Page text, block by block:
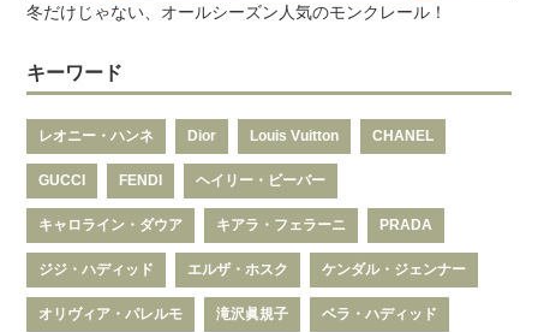
冬だけじゃない、オールシーズン人気のモンクレール！
キーワード
レオニー・ハンネ Dior Louis Vuitton CHANEL
GUCCI FENDI ヘイリー・ビーバー
キャロライン・ダウア キアラ・フェラーニ PRADA
ジジ・ハディッド エルザ・ホスク ケンダル・ジェンナー
オリヴィア・パレルモ 滝沢眞規子 ベラ・ハディッド